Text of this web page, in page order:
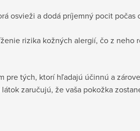
osvieži a dodá príjemný pocit počas
rizika kožných alergií, čo z neho
pre tých, ktorí hľadajú účinnú a
zaručujú, že vaša pokožka